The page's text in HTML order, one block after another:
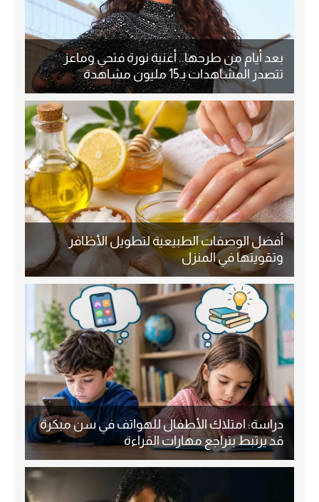
بعد أيام من طرحها.. أغنية نورة فتحي وماعز
تتصدر المشاهدات بـ15 مليون مشاهدة
أفضل الوصفات الطبيعية لتطويل الأظافر
وتقويتها في المنزل
دراسة: امتلاك الأطفال للهواتف في سن مبكرة
قد يرتبط بتراجع مهارات القراءة